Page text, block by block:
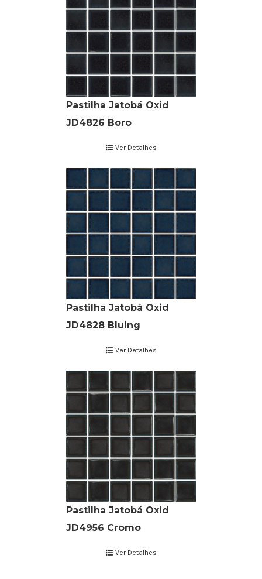
Pastilha Jatobá Oxid
JD4826 Boro
Ver Detalhes
Pastilha Jatobá Oxid
JD4828 Bluing
Ver Detalhes
Pastilha Jatobá Oxid
JD4956 Cromo
Ver Detalhes